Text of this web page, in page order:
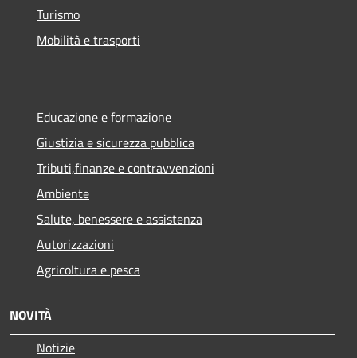
Turismo
Mobilità e trasporti
Educazione e formazione
Giustizia e sicurezza pubblica
Tributi,finanze e contravvenzioni
Ambiente
Salute, benessere e assistenza
Autorizzazioni
Agricoltura e pesca
NOVITÀ
Notizie